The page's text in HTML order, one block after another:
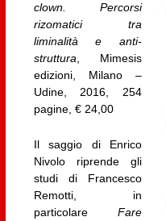
clown. Percorsi
rizomatici tra
liminalità e anti-
struttura, Mimesis
edizioni, Milano –
Udine, 2016, 254
pagine, € 24,00
Il saggio di Enrico
Nivolo riprende gli
studi di Francesco
Remotti, in
particolareFare